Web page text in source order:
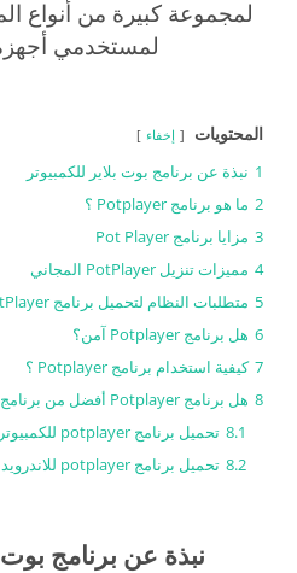
لمجموعة كبيرة من أنواع
لمستخدمي
المحتويات إخفاء
1 نبذة عن برنامج بوت بلاير للكمبيوتر
2 ما هو برنامج Potplayer ؟
3 مزايا برنامج Pot Player
4 مميزات تنزيل PotPlayer المجاني
5 متطلبات النظام لتحميل برنامج PotPlayer مجانا
6 هل برنامج Potplayer آمن؟
7 كيفية استخدام برنامج Potplayer ؟
8 هل برنامج Potplayer أفضل من برنامج VLC ؟
8.1 تحميل برنامج potplayer للكمبيوتر برابط مباشر
8.2 تحميل برنامج potplayer للاندرويد اخر اصدار
نبذة عن برنامج بوت